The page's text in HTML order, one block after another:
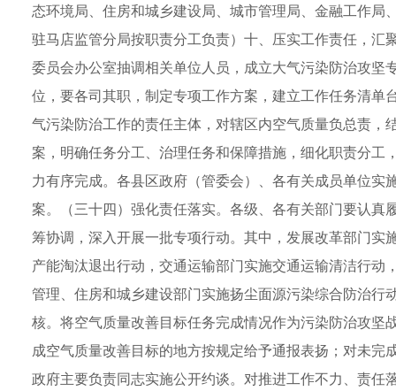
态环境局、住房和城乡建设局、城市管理局、金融工作
驻马店监管分局按职责分工负责）十、压实工作责任，
委员会办公室抽调相关单位人员，成立大气污染防治攻
位，要各司其职，制定专项工作方案，建立工作任务清
气污染防治工作的责任主体，对辖区内空气质量负总责
案，明确任务分工、治理任务和保障措施，细化职责分
力有序完成。各县区政府（管委会）、各有关成员单位
案。（三十四）强化责任落实。各级、各有关部门要认真
筹协调，深入开展一批专项行动。其中，发展改革部门
产能淘汰退出行动，交通运输部门实施交通运输清洁行
管理、住房和城乡建设部门实施扬尘面源污染综合防治
核。将空气质量改善目标任务完成情况作为污染防治攻
成空气质量改善目标的地方按规定给予通报表扬；对未
政府主要负责同志实施公开约谈。对推进工作不力、责